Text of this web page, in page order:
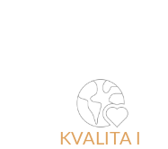
KVALITA I